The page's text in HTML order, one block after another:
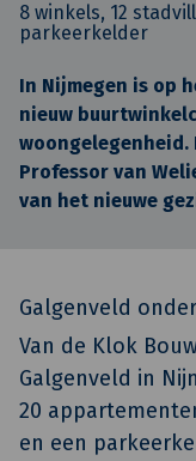
8 winkels, 12
parkeerkelder
In Nijmegen is op
nieuw
woongelegenheid.
Professor van
van het nieuwe
Galgenveld
Van de Klok
Galgenveld in
20
en een